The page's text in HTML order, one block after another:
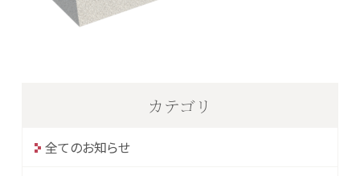
カテゴリ
全てのお知らせ